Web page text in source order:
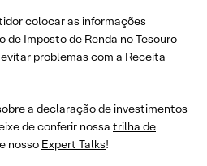
colocar as informações
Imposto de Renda no Tesouro
problemas com a Receita
a declaração de investimentos
de conferir nossa trilha de
e nosso Expert Talks!